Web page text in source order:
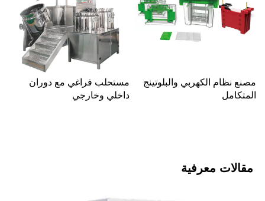
مصنع نظام الكهربي والبلوتينج
المتكامل
مستحلب فراغي مع دوران
داخلي وخارجي
مقالات معرفية